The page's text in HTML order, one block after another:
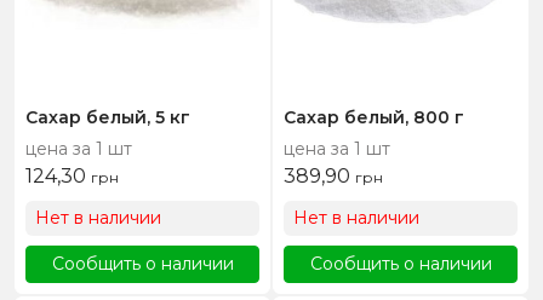
Сахар белый, 5 кг
цена за 1 шт
124,30 грн
Нет в наличии
Сообщить о наличии
Сахар белый, 800 г
цена за 1 шт
389,90 грн
Нет в наличии
Сообщить о наличии